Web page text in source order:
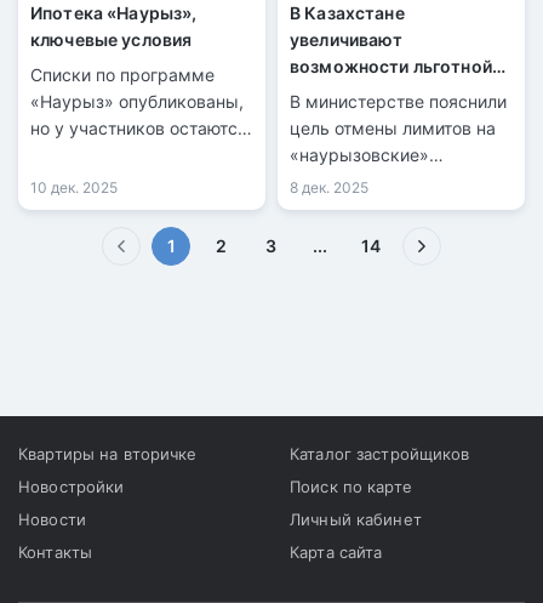
Ипотека «Наурыз»,
ключевые условия
Списки по программе
«Наурыз» опубликованы,
но у участников остаются
10 дек. 2025
В Казахстане
увеличивают
возможности льготной
ипотеки через Отбасы
В министерстве пояснили
цель отмены лимитов на
«наурызовские»
облигации.
8 дек. 2025
1 (текущая)
2 3 ... 14
Квартиры на вторичке
Новостройки
Новости
Контакты
Каталог застройщиков
Поиск по карте
Личный кабинет
Карта сайта